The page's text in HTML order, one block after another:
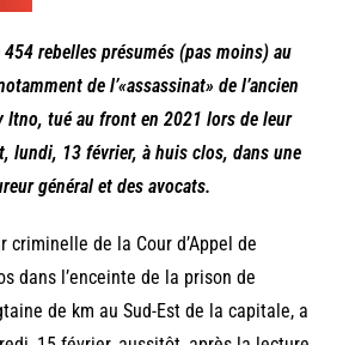
rebelles présumés (pas moins) au
de l’«assassinat» de l’ancien
Itno, tué au front en 2021 lors de leur
lundi, 13 février, à huis clos, dans une
général et des avocats.
criminelle de la Cour d’Appel de
dans l’enceinte de la prison de
de km au Sud-Est de la capitale, a